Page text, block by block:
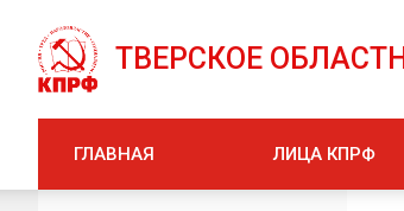
ТВЕРСКОЕ
ГЛАВНАЯ ЛИЦА КПРФ